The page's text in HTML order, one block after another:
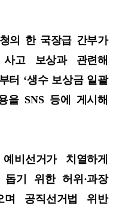
의 한 국장급 간부가
고 보상과 관련해
터 ‘생수 보상금 일괄
을 SNS 등에 게시해
비선거가 치열하게
기 위한 허위·과장
며 공직선거법 위반